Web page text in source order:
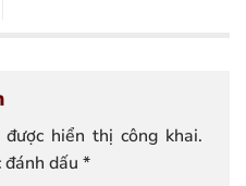
hiển thị công khai.
dấu *